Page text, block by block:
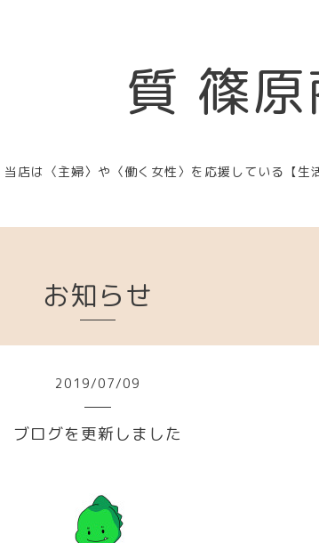
質 篠
当店は〈主婦〉や〈働く女性〉を応援している【生
お知らせ
2019/07/09
ブログを更新しました